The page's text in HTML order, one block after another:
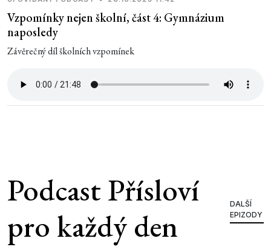
Vzpomínky nejen školní, část 4: Gymnázium
naposledy
Závěrečný díl školních vzpomínek
Podcast Přísloví
pro každý den
DALŠÍ
EPIZODY